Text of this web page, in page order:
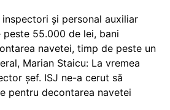
și personal auxiliar
55.000 de lei, bani
navetei, timp de peste un
Marian Staicu: La vremea
șef. ISJ ne-a cerut să
pentru decontarea navetei